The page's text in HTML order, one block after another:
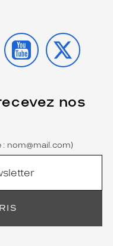
YOUTUBE
X
nos
: nom@mail.com)